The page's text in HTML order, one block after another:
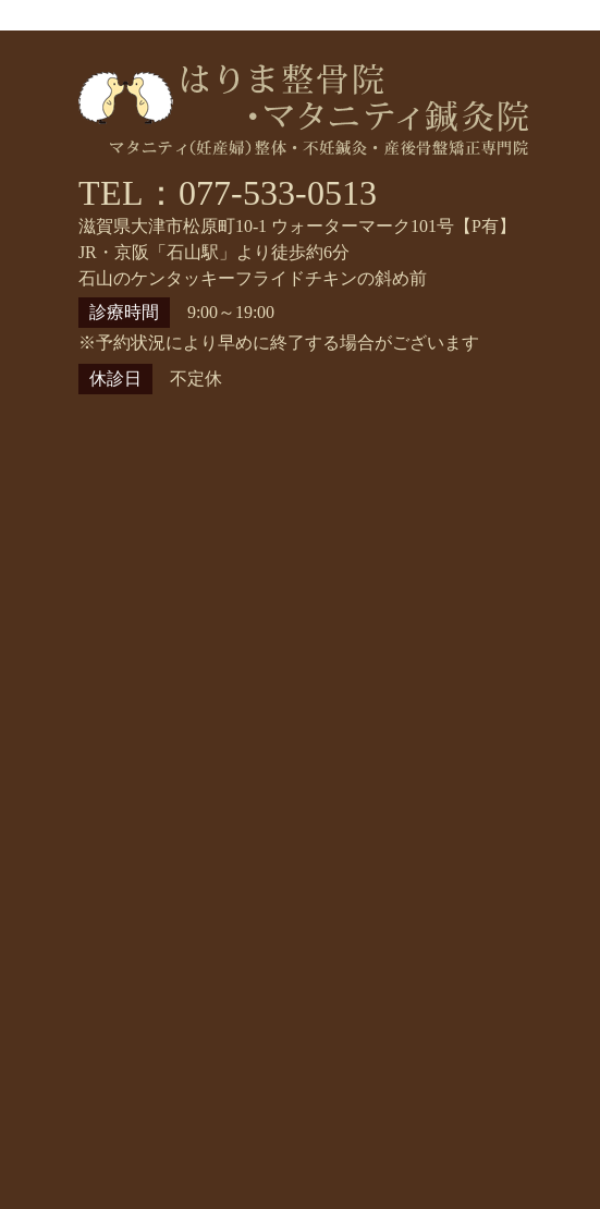
TEL：077-533-0513
滋賀県大津市松原町10-1 ウォーターマーク101号【P有】
JR・京阪「石山駅」より徒歩約6分
石山のケンタッキーフライドチキンの斜め前
診療時間
9:00～19:00
※予約状況により早めに終了する場合がございます
休診日
不定休